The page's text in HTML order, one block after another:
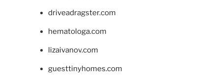
driveadragster.com
hematologa.com
lizaivanov.com
guesttinyhomes.com